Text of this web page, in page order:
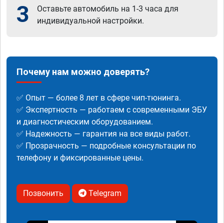
3
Оставьте автомобиль на 1-3 часа для
индивидуальной настройки.
Почему нам можно доверять?
✅ Опыт — более 8 лет в сфере чип-тюнинга.
✅ Экспертность — работаем с современными ЭБУ
и диагностическим оборудованием.
✅ Надежность — гарантия на все виды работ.
✅ Прозрачность — подробные консультации по
телефону и фиксированные цены.
Позвонить Telegram